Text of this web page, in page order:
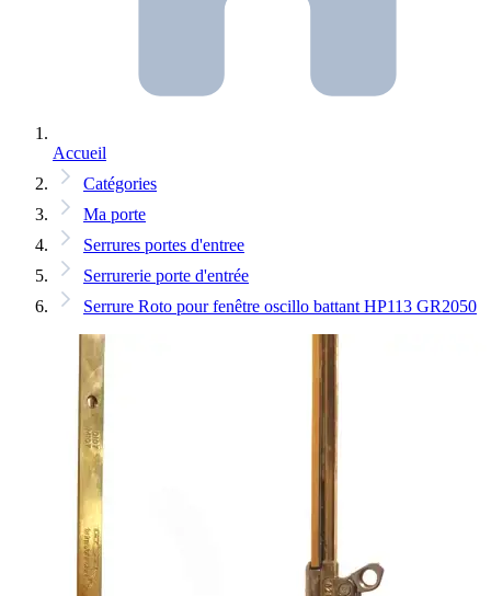
Accueil
Catégories
Ma porte
Serrures portes d'entree
Serrurerie porte d'entrée
Serrure Roto pour fenêtre oscillo battant HP113 GR2050